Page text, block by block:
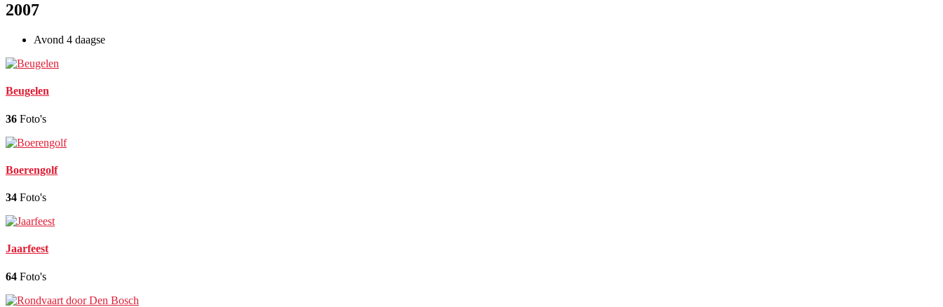
2007
Avond 4 daagse
Beugelen
36 Foto's
Boerengolf
34 Foto's
Jaarfeest
64 Foto's